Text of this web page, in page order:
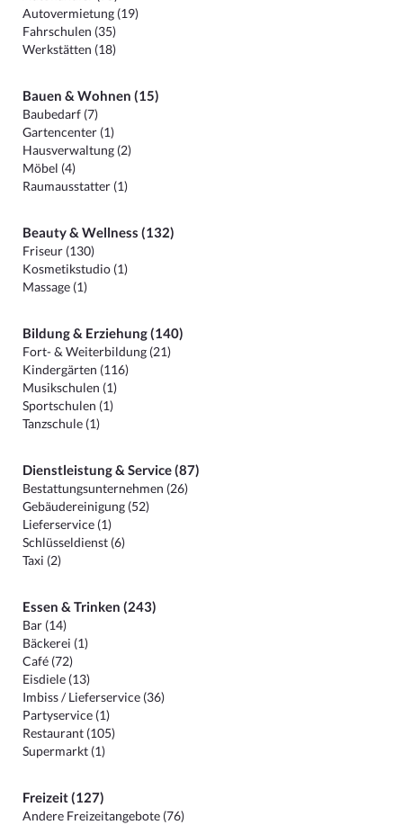
Autovermietung (19)
Fahrschulen (35)
Werkstätten (18)
Bauen & Wohnen (15)
Baubedarf (7)
Gartencenter (1)
Hausverwaltung (2)
Möbel (4)
Raumausstatter (1)
Beauty & Wellness (132)
Friseur (130)
Kosmetikstudio (1)
Massage (1)
Bildung & Erziehung (140)
Fort- & Weiterbildung (21)
Kindergärten (116)
Musikschulen (1)
Sportschulen (1)
Tanzschule (1)
Dienstleistung & Service (87)
Bestattungsunternehmen (26)
Gebäudereinigung (52)
Lieferservice (1)
Schlüsseldienst (6)
Taxi (2)
Essen & Trinken (243)
Bar (14)
Bäckerei (1)
Café (72)
Eisdiele (13)
Imbiss / Lieferservice (36)
Partyservice (1)
Restaurant (105)
Supermarkt (1)
Freizeit (127)
Andere Freizeitangebote (76)